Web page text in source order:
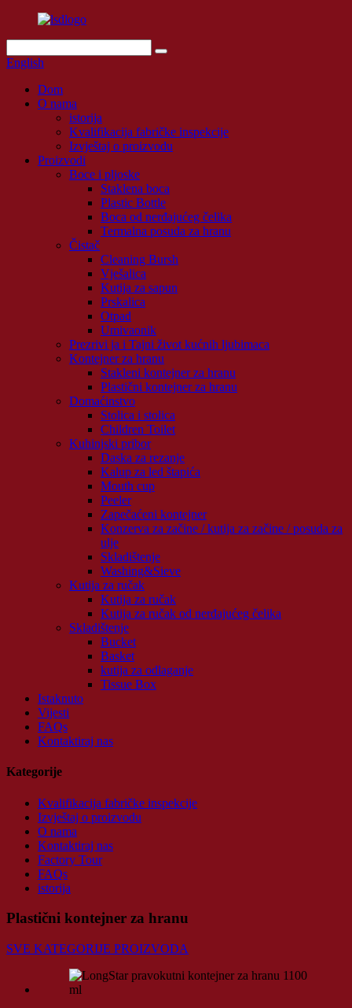
English
Dom
O nama
istorija
Kvalifikacija fabričke inspekcije
Izvještaj o proizvodu
Proizvodi
Boce i pljoske
Staklena boca
Plastic Bottle
Boca od nerđajućeg čelika
Termalna posuda za hranu
Čistač
Cleaning Bursh
Vješalica
Kutija za sapun
Prskalica
Otpad
Umivaonik
Prezrivi ja i Tajni život kućnih ljubimaca
Kontejner za hranu
Stakleni kontejner za hranu
Plastični kontejner za hranu
Domaćinstvo
Stolica i stolica
Children Toilet
Kuhinjski pribor
Daska za rezanje
Kalup za led štapića
Mouth cup
Peeler
Zapečaćeni kontejner
Konzerva za začine / kutija za začine / posuda za
ulje
Skladištenje
Washing&Sieve
Kutija za ručak
Kutija za ručak
Kutija za ručak od nerđajućeg čelika
Skladištenje
Bucket
Basket
kutija za odlaganje
Tissue Box
Istaknuto
Vijesti
FAQs
Kontaktiraj nas
Kategorije
Kvalifikacija fabričke inspekcije
Izvještaj o proizvodu
O nama
Kontaktiraj nas
Factory Tour
FAQs
istorija
Plastični kontejner za hranu
SVE KATEGORIJE PROIZVODA